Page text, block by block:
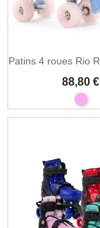
88,80 €